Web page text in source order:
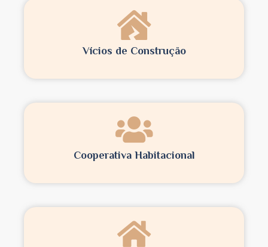
Vícios de Construção
Cooperativa Habitacional